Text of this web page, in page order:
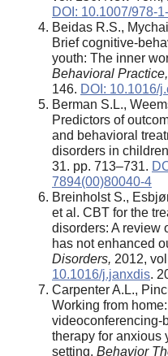
DOI: 10.1007/978-
Beidas R.S.,
Brief cognitive-
youth: The inner
Behavioral Practice,
146. DOI: 10.1016/
Berman S.L.,
Predictors of
and behavioral
disorders in
31. pp. 713–731.
7894(00)80040-4
Breinholst S.,
et al. CBT for the
disorders: A review
has not enhanced
Disorders, 2012,
10.1016/j.janxdis.
Carpenter A.L.,
Working from
videoconferencing-
therapy for anxious
setting. Behavior